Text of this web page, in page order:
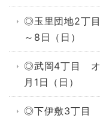
◎玉里団地2丁
～8日（日）
◎武岡4丁目 オ
月1日（日）
◎下伊敷3丁目